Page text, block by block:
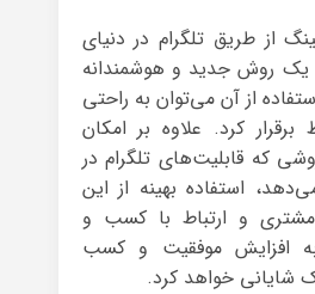
از طریق تلگرام در دنیای
یک روش جدید و هوشمندانه
از آن می‌توان به راحتی
برقرار کرد. علاوه بر امکان
که قابلیت‌های تلگرام در
می‌دهد، استفاده بهینه از این
مشتری و ارتباط با کسب و
افزایش موفقیت و کسب
شایانی خواهد کرد.